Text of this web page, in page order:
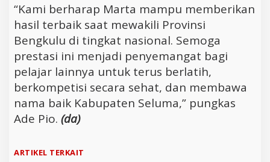
“Kami berharap Marta mampu memberikan
hasil terbaik saat mewakili Provinsi
Bengkulu di tingkat nasional. Semoga
prestasi ini menjadi penyemangat bagi
pelajar lainnya untuk terus berlatih,
berkompetisi secara sehat, dan membawa
nama baik Kabupaten Seluma,” pungkas
Ade Pio. (da)
ARTIKEL TERKAIT